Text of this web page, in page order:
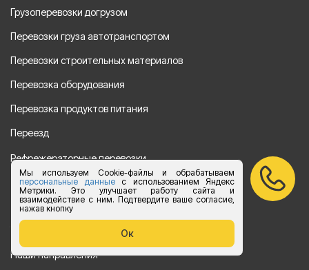
Мы используем Cookie-файлы и обрабатываем
персональные данныес использованием Яндекс
Метрики. Это улучшает работу сайта и
взаимодействие с ним. Подтвердите ваше согласие,
нажав кнопку
Ок
Грузоперевозки догрузом
Перевозки груза автотранспортом
Перевозки строительных материалов
Перевозка оборудования
Перевозка продуктов питания
Переезд
Рефрежераторные перевозки
Перевозки автотехники
Перевозка алкогольной продукции
Наши направления